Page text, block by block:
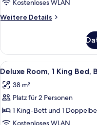
Kostenloses WLAN
Weitere Details
Weitere
Alle
Fotos
für
Deluxe
Room,
1
13
Deluxe Room, 1 King
38 m²
Platz für 2 Personen
1 King-Bett und 1
Kostenloses WLAN